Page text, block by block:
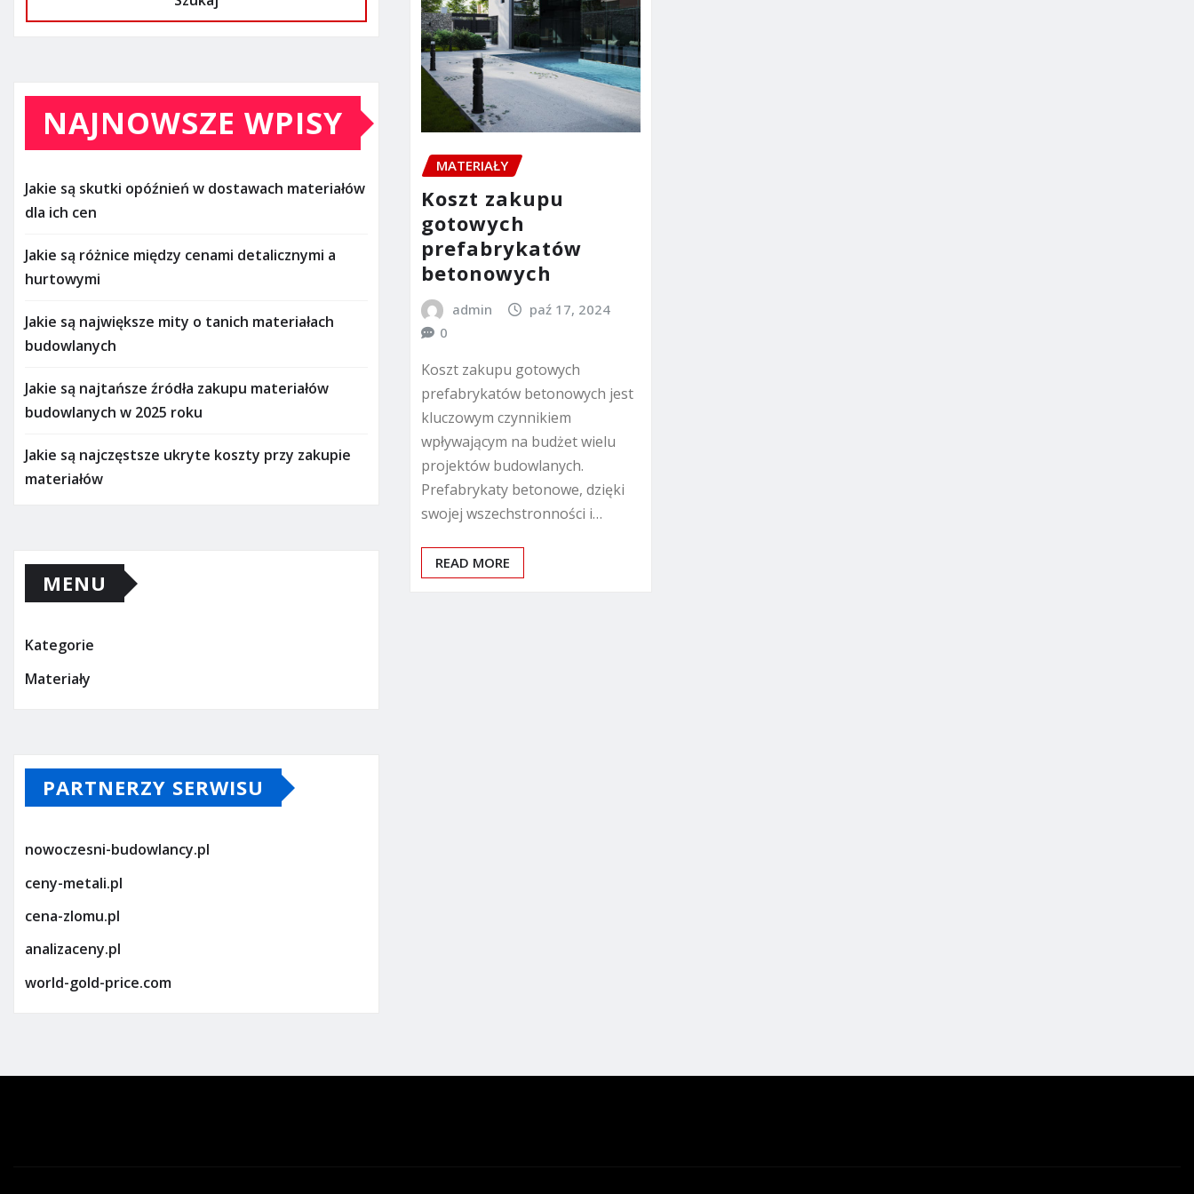
NAJNOWSZE WPISY
Jakie są skutki opóźnień w dostawach materiałów
dla ich cen
Jakie są różnice między cenami detalicznymi a
hurtowymi
Jakie są największe mity o tanich materiałach
budowlanych
Jakie są najtańsze źródła zakupu materiałów
budowlanych w 2025 roku
Jakie są najczęstsze ukryte koszty przy zakupie
materiałów
MENU
Kategorie
Materiały
PARTNERZY SERWISU
nowoczesni-budowlancy.pl
ceny-metali.pl
cena-zlomu.pl
analizaceny.pl
world-gold-price.com
MATERIAŁY
Koszt zakupu
gotowych
prefabrykatów
betonowych
admin
paź 17, 2024
0
Koszt zakupu gotowych
prefabrykatów betonowych jest
kluczowym czynnikiem
wpływającym na budżet wielu
projektów budowlanych.
Prefabrykaty betonowe, dzięki
swojej wszechstronności i…
READ MORE